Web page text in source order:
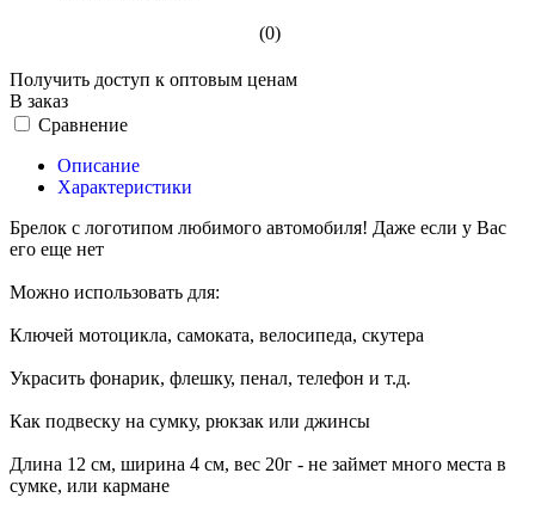
(0)
Получить доступ к оптовым ценам
В заказ
Сравнение
Описание
Характеристики
Брелок с логотипом любимого автомобиля! Даже если у Вас
его еще нет
Можно использовать для:
Ключей мотоцикла, самоката, велосипеда, скутера
Украсить фонарик, флешку, пенал, телефон и т.д.
Как подвеску на сумку, рюкзак или джинсы
Длина 12 см, ширина 4 см, вес 20г - не займет много места в
сумке, или кармане